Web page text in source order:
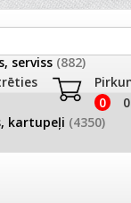
0
serviss (882)
kartupeļi (4350)
AKCIJAS